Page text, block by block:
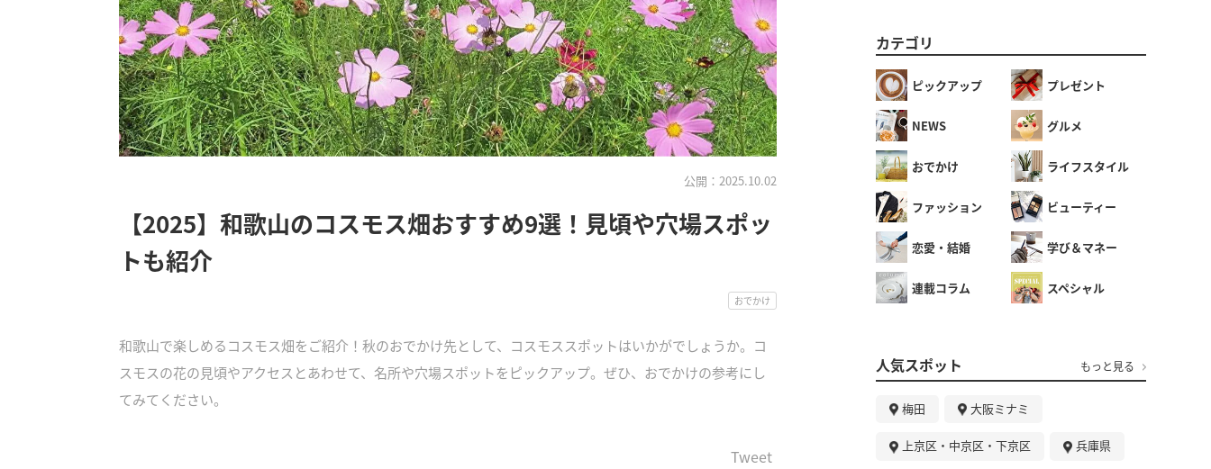
公開：2025.10.02
【2025】和歌山のコスモス畑おすすめ9選！見頃や穴場スポッ
トも紹介
おでかけ
和歌山で楽しめるコスモス畑をご紹介！秋のおでかけ先として、コスモススポットはいかがでしょうか。コ
スモスの花の見頃やアクセスとあわせて、名所や穴場スポットをピックアップ。ぜひ、おでかけの参考にし
てみてください。
Tweet
カテゴリ
ピックアップ プレゼント
NEWS グルメ
おでかけ ライフスタイル
ファッション ビューティー
恋愛・結婚 学び＆マネー
連載コラム スペシャル
人気スポット もっと見る
梅田 大阪ミナミ
上京区・中京区・下京区 兵庫県